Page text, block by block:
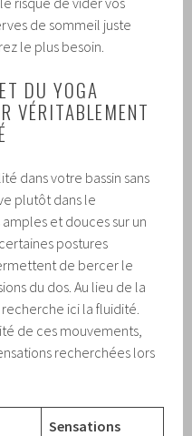
de sommeil juste
le plus besoin.
DU YOGA
VÉRITABLEMENT
dans votre bassin sans
plutôt dans le
et douces sur un
postures
de bercer le
du dos. Au lieu de la
ici la fluidité.
de ces mouvements,
recherchées lors
Sensations